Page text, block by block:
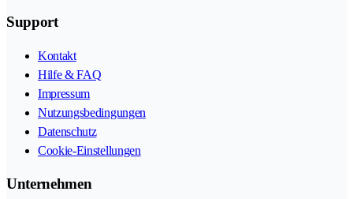
Support
Kontakt
Hilfe & FAQ
Impressum
Nutzungsbedingungen
Datenschutz
Cookie-Einstellungen
Unternehmen